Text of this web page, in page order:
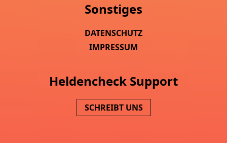
Sonstiges
DATENSCHUTZ
IMPRESSUM
Heldencheck Support
SCHREIBT UNS